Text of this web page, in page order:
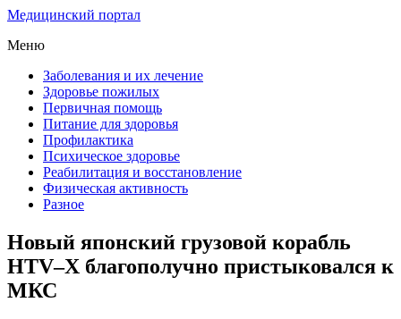
Медицинский портал
Меню
Заболевания и их лечение
Здоровье пожилых
Первичная помощь
Питание для здоровья
Профилактика
Психическое здоровье
Реабилитация и восстановление
Физическая активность
Разное
Новый японский грузовой корабль
HTV–X благополучно пристыковался к
МКС